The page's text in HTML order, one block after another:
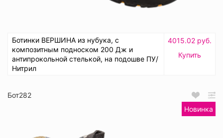
Ботинки ВЕРШИНА из нубука, с
композитным подноском 200 Дж и
антипрокольной стелькой, на подошве ПУ/
Нитрил
4015.02 руб.
Купить
Бот282
Новинка